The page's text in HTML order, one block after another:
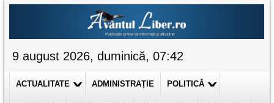
9 august 2026, duminică, 07:42
ACTUALITATE ADMINISTRAȚIE POLITICĂ